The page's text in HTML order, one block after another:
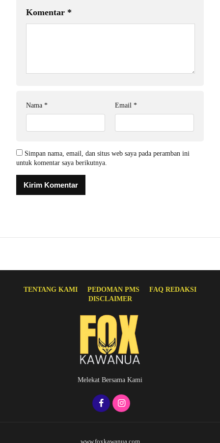
Komentar *
Nama * Email *
Simpan nama, email, dan situs web saya pada peramban ini
untuk komentar saya berikutnya.
TENTANG KAMI PEDOMAN PMS
FAQ REDAKSI
DISCLAIMER
Melekat Bersama Kami
www.foxkawanua.com